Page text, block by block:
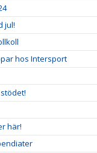
jul!
hos Intersport
här!